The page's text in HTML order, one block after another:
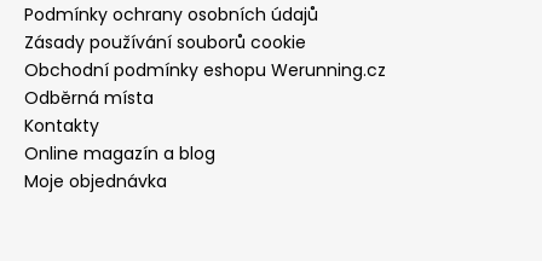
Podmínky ochrany osobních údajů
Zásady používání souborů cookie
Obchodní podmínky eshopu Werunning.cz
Odběrná místa
Kontakty
Online magazín a blog
Moje objednávka